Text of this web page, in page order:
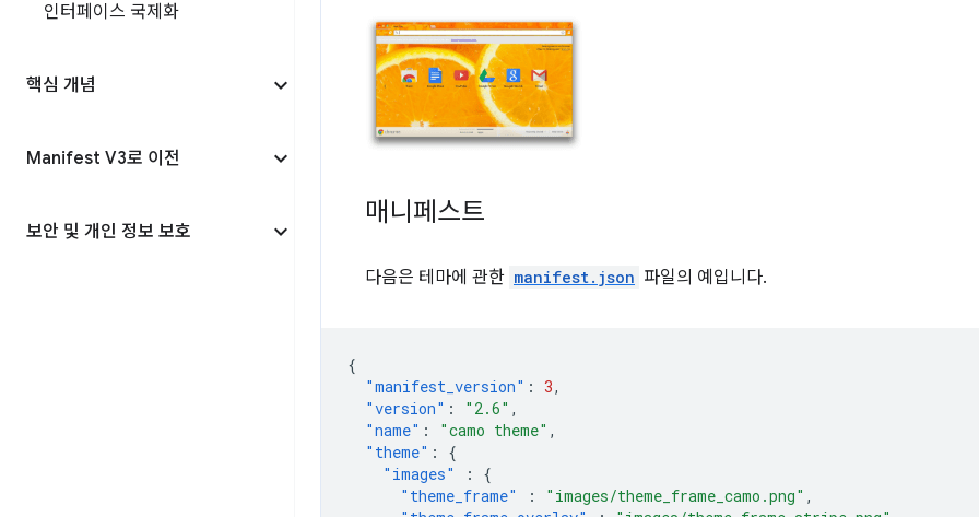
인터페이스 국제화
핵심 개념
Manifest V3로 이전
보안 및 개인 정보 보호
매니페스트
다음은 테마에 관한 manifest.json 파일의 예입니다.
{
"manifest_version" : 3,
"version" : "2.6" ,
"name" : "camo theme" ,
"theme" :
{
"images"
:
{
"theme_frame"
: "images/theme_frame_camo.png" ,